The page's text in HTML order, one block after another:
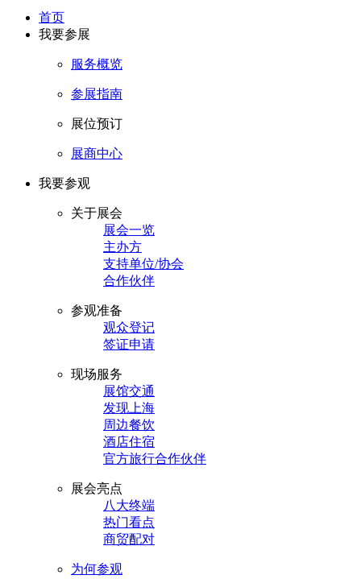
首页
我要参展
服务概览
参展指南
展位预订
展商中心
我要参观
关于展会
展会一览
主办方
支持单位/协会
合作伙伴
参观准备
观众登记
签证申请
现场服务
展馆交通
发现上海
周边餐饮
酒店住宿
官方旅行合作伙伴
展会亮点
八大终端
热门看点
商贸配对
为何参观